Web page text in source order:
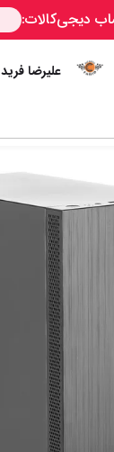
علیرضا فرید